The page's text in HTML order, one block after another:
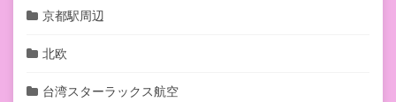
京都駅周辺
北欧
台湾スターラックス航空